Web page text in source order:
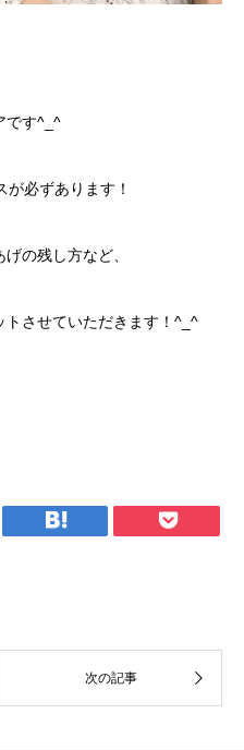
です^_^
必ずあります！
の残し方など、
トさせていただきます！^_^